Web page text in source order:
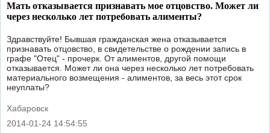
Мать отказывается признавать мое отцовство. Может ли
через несколько лет потребовать алименты?
Здравствуйте! Бывшая гражданская жена отказывается
признавать отцовство, в свидетельстве о рождении запись в
графе "Отец" - прочерк. От алиментов, другой помощи
отказывается. Может ли она через несколько лет потребовать
материального возмещения - алиментов, за весь этот срок
неуплаты?
Хабаровск
|
2014-01-24 14:54:55